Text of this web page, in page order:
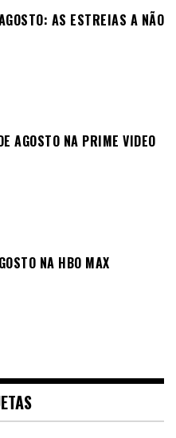
AS ESTREIAS A NÃO
AGOSTO NA PRIME VIDEO
NA HBO MAX